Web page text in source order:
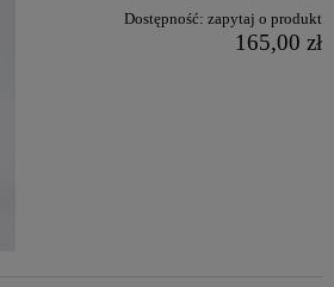
Dostępność: zapytaj o produkt
165,00 zł